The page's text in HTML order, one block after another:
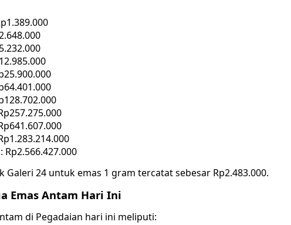
Rp2.566.427.000
Galeri 24 untuk emas 1 gram tercatat sebesar Rp2.483.000.
Emas Antam Hari Ini
di Pegadaian hari ini meliputi: